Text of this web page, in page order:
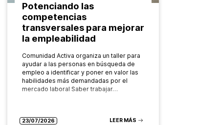
Potenciando las
competencias
transversales para mejorar
la empleabilidad
Comunidad Activa organiza un taller para
ayudar a las personas en búsqueda de
empleo a identificar y poner en valor las
habilidades más demandadas por el
mercado laboral Saber trabajar…
23/07/2026 LEER MÁS